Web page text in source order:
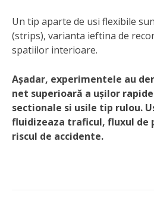
Un tip aparte de usi flexibile
(strips), varianta ieftina de
spatiilor interioare.
Așadar, experimentele au
net superioară a ușilor
sectionale si usile tip rulou.
fluidizeaza traficul, fluxul de
riscul de accidente.